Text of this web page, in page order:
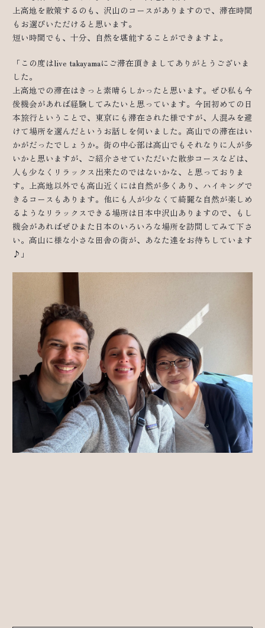
上高地を散策するのも、沢山のコースがありますので、滞在時間
もお選びいただけると思います。
短い時間でも、十分、自然を堪能することができますよ。
「この度はlive takayamaにご滞在頂きましてありがとうございま
した。
上高地での滞在はきっと素晴らしかったと思います。ぜひ私も今
後機会があれば経験してみたいと思っています。今回初めての日
本旅行ということで、東京にも滞在された様ですが、人混みを避
けて場所を選んだというお話しを伺いました。高山での滞在はい
かがだったでしょうか。街の中心部は高山でもそれなりに人が多
いかと思いますが、ご紹介させていただいた散歩コースなどは、
人も少なくリラックス出来たのではないかな、と思っておりま
す。上高地以外でも高山近くには自然が多くあり、ハイキングで
きるコースもあります。他にも人が少なくて綺麗な自然が楽しめ
るようなリラックスできる場所は日本中沢山ありますので、もし
機会があればぜひまた日本のいろいろな場所を訪問してみて下さ
い。高山に様な小さな田舎の街が、あなた達をお待ちしています
♪」